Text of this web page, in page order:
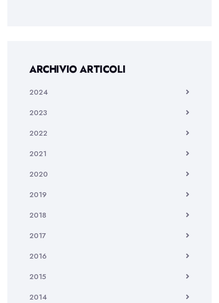
ARCHIVIO ARTICOLI
2024
2023
2022
2021
2020
2019
2018
2017
2016
2015
2014